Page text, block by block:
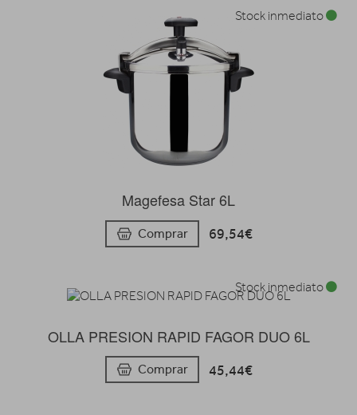
Magefesa Star 6L
Comprar 69,54€
Stock inmediato
OLLA PRESION RAPID FAGOR DUO 6L
Comprar 45,44€
Stock inmediato